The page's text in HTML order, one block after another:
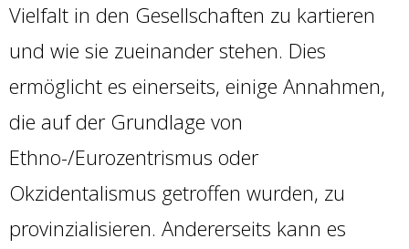
Vielfalt in den Gesellschaften zu kartieren
und wie sie zueinander stehen. Dies
ermöglicht es einerseits, einige Annahmen,
die auf der Grundlage von
Ethno-/Eurozentrismus oder
Okzidentalismus getroffen wurden, zu
provinzialisieren. Andererseits kann es